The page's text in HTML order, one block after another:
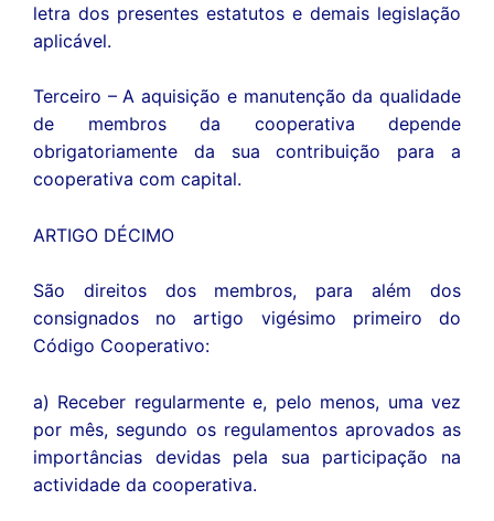
letra dos presentes estatutos e demais legislação
aplicável.
Terceiro – A aquisição e manutenção da qualidade
de membros da cooperativa depende
obrigatoriamente da sua contribuição para a
cooperativa com capital.
ARTIGO DÉCIMO
São direitos dos membros, para além dos
consignados no artigo vigésimo primeiro do
Código Cooperativo:
a) Receber regularmente e, pelo menos, uma vez
por mês, segundo os regulamentos aprovados as
importâncias devidas pela sua participação na
actividade da cooperativa.